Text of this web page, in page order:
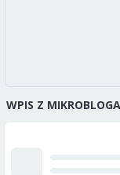
WPIS Z MIKROBLOGA